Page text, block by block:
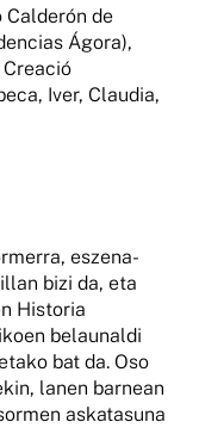
Calderón de
Ágora),
Creació
Iver, Claudia,
eszena-
bizi da, eta
Historia
belaunaldi
bat da. Oso
lanen barnean
askatasuna